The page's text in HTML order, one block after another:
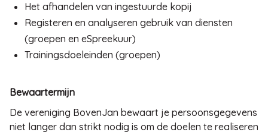
Het afhandelen van ingestuurde kopij
Registeren en analyseren gebruik van diensten
(groepen en eSpreekuur)
Trainingsdoeleinden (groepen)
Bewaartermijn
De vereniging BovenJan bewaart je persoonsgegevens
niet langer dan strikt nodig is om de doelen te realiseren